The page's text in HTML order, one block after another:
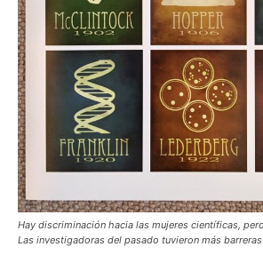
Hay discriminación hacia las mujeres científicas,
Las investigadoras del pasado tuvieron más